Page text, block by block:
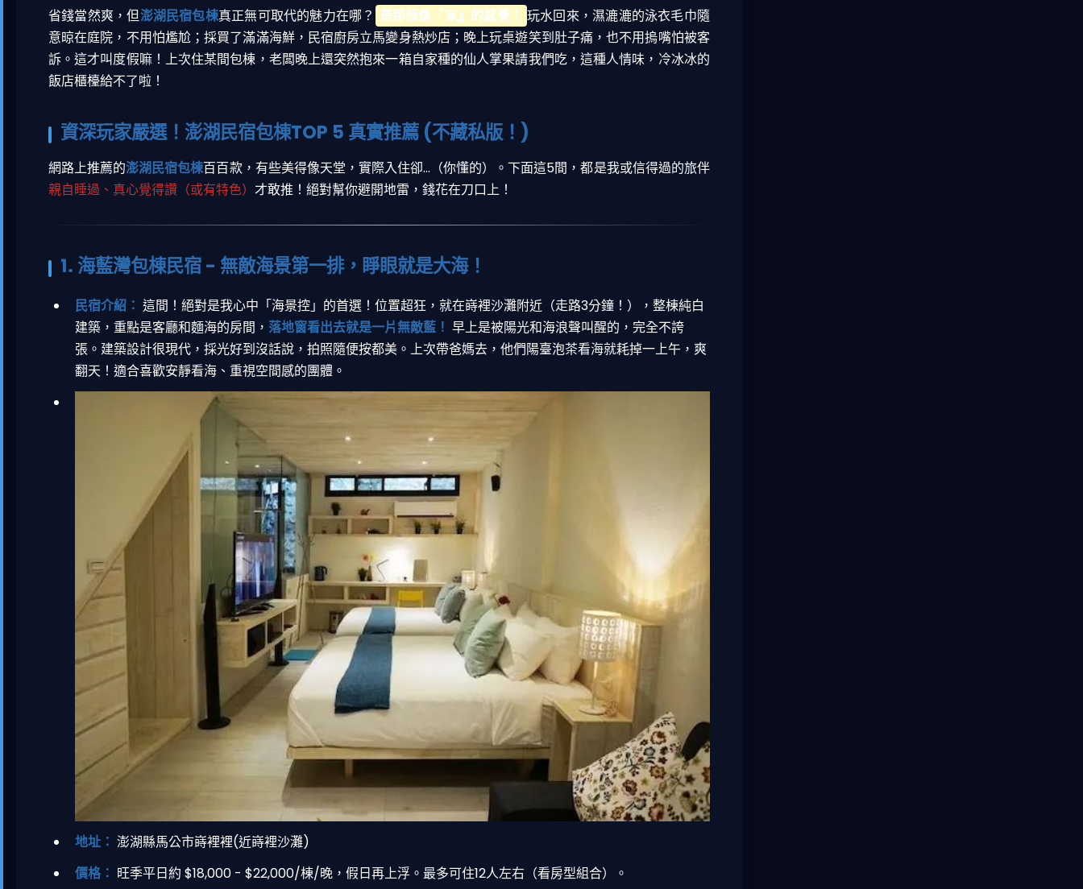
省錢當然爽，但澎湖民宿包棟真正無可取代的魅力在哪？ 是那個像『家』的感覺！ 玩水回來，濕漉漉的泳衣毛巾隨
意晾在庭院，不用怕尷尬；採買了滿滿海鮮，民宿廚房立馬變身熱炒店；晚上玩桌遊笑到肚子痛，也不用摀嘴怕被客
訴。這才叫度假嘛！上次住某間包棟，老闆晚上還突然抱來一箱自家種的仙人掌果請我們吃，這種人情味，冷冰冰的
飯店櫃檯給不了啦！
資深玩家嚴選！澎湖民宿包棟TOP 5 真實推薦 (不藏私版！)
網路上推薦的澎湖民宿包棟百百款，有些美得像天堂，實際入住卻...（你懂的）。下面這5間，都是我或信得過的旅伴
親自睡過、真心覺得讚（或有特色） 才敢推！絕對幫你避開地雷，錢花在刀口上！
1. 海藍灣包棟民宿 - 無敵海景第一排，睜眼就是大海！
民宿介紹： 這間！絕對是我心中「海景控」的首選！位置超狂，就在嵵裡沙灘附近（走路3分鐘！），整棟純白
建築，重點是客廳和麵海的房間， 落地窗看出去就是一片無敵藍！ 早上是被陽光和海浪聲叫醒的，完全不誇
張。建築設計很現代，採光好到沒話說，拍照隨便按都美。上次帶爸媽去，他們陽臺泡茶看海就耗掉一上午，爽
翻天！適合喜歡安靜看海、重視空間感的團體。
地址： 澎湖縣馬公市嵵裡裡(近嵵裡沙灘)
價格： 旺季平日約 $18,000 - $22,000/棟/晚，假日再上浮。最多可住12人左右（看房型組合）。